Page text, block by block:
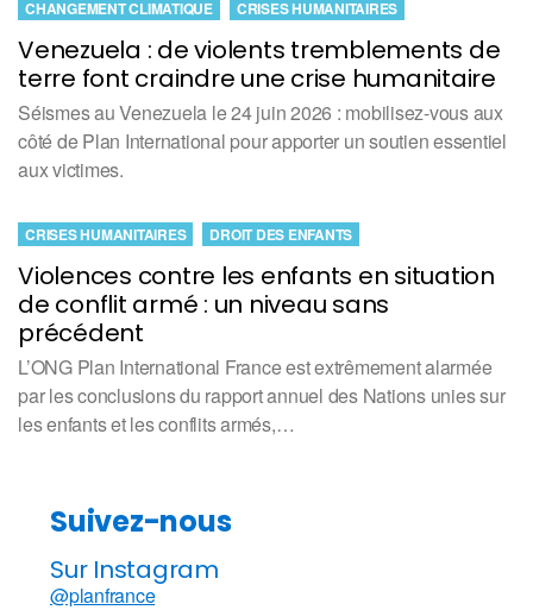
Venezuela : de violents tremblements de
terre font craindre une crise humanitaire
CHANGEMENT CLIMATIQUE CRISES HUMANITAIRES
Séismes au Venezuela le 24 juin 2026 : mobilisez-vous aux
côté de Plan International pour apporter un soutien essentiel
aux victimes.
Violences contre les enfants en situation
de conflit armé : un niveau sans
précédent
CRISES HUMANITAIRES DROIT DES ENFANTS
L’ONG Plan International France est extrêmement alarmée
par les conclusions du rapport annuel des Nations unies sur
les enfants et les conflits armés,…
Suivez-nous
Sur Instagram
@planfrance